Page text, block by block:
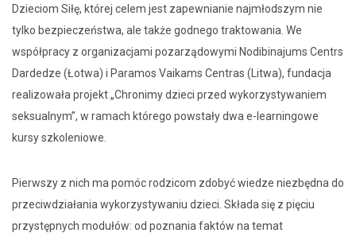
Dzieciom Siłę, której celem jest zapewnianie najmłodszym nie
tylko bezpieczeństwa, ale także godnego traktowania. We
współpracy z organizacjami pozarządowymi Nodibinajums Centrs
Dardedze (Łotwa) i Paramos Vaikams Centras (Litwa), fundacja
realizowała projekt „Chronimy dzieci przed wykorzystywaniem
seksualnym”, w ramach którego powstały dwa e-learningowe
kursy szkoleniowe.
Pierwszy z nich ma pomóc rodzicom zdobyć wiedze niezbędna do
przeciwdziałania wykorzystywaniu dzieci. Składa się z pięciu
przystępnych modułów: od poznania faktów na temat